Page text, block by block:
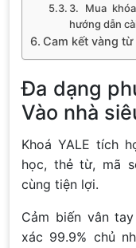
3. Mua
hướng dẫn
Cam kết vàng từ
Đa dạng
Vào nhà
Khoá YALE tích
học, thẻ từ, mã
cùng tiện lợi.
Cảm biến vân
xác 99.9% chủ